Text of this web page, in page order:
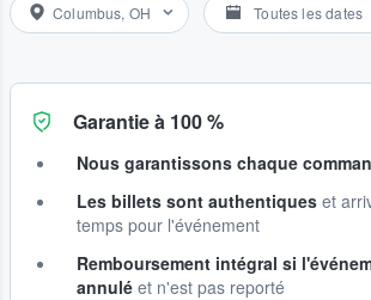
Columbus, OH Toutes les dates
Garantie à 100 %
Nous garantissons chaque
Les billets sont authentiques et
temps pour l'événement
Remboursement intégral si
annulé et n'est pas reporté